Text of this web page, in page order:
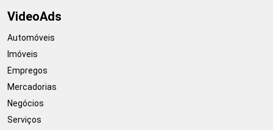
VideoAds
Automóveis
Imóveis
Empregos
Mercadorias
Negócios
Serviços